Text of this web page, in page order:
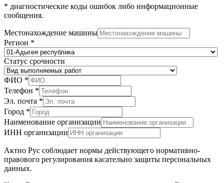
* диагностические коды ошибок либо информационные
сообщения.
Местонахождение машины
Регион *
Статус срочности
ФИО *
Телефон *
обработку
Вид
отправки
Эл. почта *
Город *
Наименование организации
ИНН организации
Актио Рус соблюдает нормы действующего нормативно-
правового регулирования касательно защиты персональных
данных.